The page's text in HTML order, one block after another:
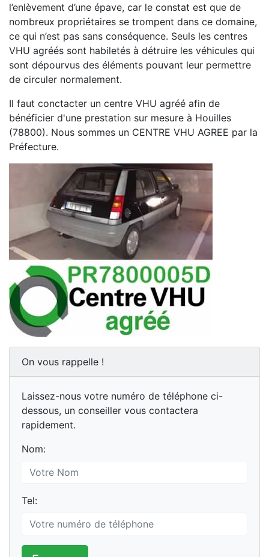
l’enlèvement d’une épave, car le constat est que de
nombreux propriétaires se trompent dans ce domaine,
ce qui n’est pas sans conséquence. Seuls les centres
VHU agréés sont habiletés à détruire les véhicules qui
sont dépourvus des éléments pouvant leur permettre
de circuler normalement.
Il faut conctacter un centre VHU agréé afin de
bénéficier d'une prestation sur mesure à Houilles
(78800). Nous sommes un CENTRE VHU AGREE par la
Préfecture.
On vous rappelle !
Laissez-nous votre numéro de téléphone ci-
dessous, un conseiller vous contactera
rapidement.
Nom:
Tel: